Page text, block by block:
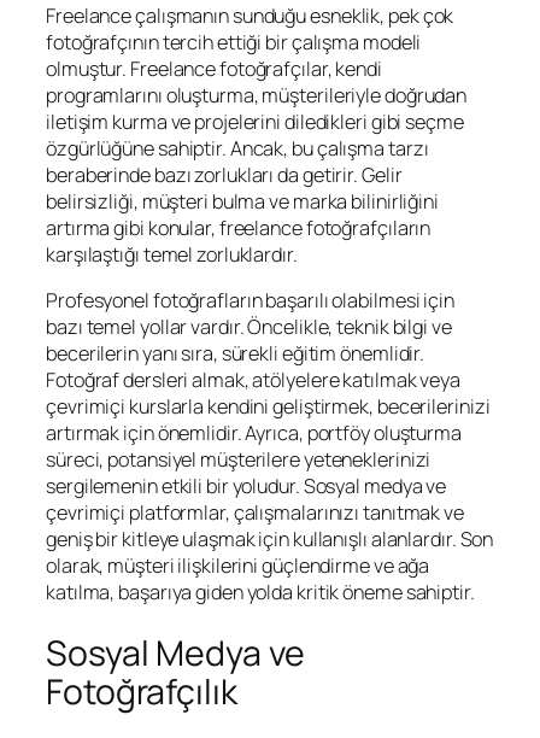
Freelance çalışmanın sunduğu esneklik, pek çok
fotoğrafçının tercih ettiği bir çalışma modeli
olmuştur. Freelance fotoğrafçılar, kendi
programlarını oluşturma, müşterileriyle doğrudan
iletişim kurma ve projelerini diledikleri gibi seçme
özgürlüğüne sahiptir. Ancak, bu çalışma tarzı
beraberinde bazı zorlukları da getirir. Gelir
belirsizliği, müşteri bulma ve marka bilinirliğini
artırma gibi konular, freelance fotoğrafçıların
karşılaştığı temel zorluklardır.
Profesyonel fotoğrafların başarılı olabilmesi için
bazı temel yollar vardır. Öncelikle, teknik bilgi ve
becerilerin yanı sıra, sürekli eğitim önemlidir.
Fotoğraf dersleri almak, atölyelere katılmak veya
çevrimiçi kurslarla kendini geliştirmek, becerilerinizi
artırmak için önemlidir. Ayrıca, portföy oluşturma
süreci, potansiyel müşterilere yeteneklerinizi
sergilemenin etkili bir yoludur. Sosyal medya ve
çevrimiçi platformlar, çalışmalarınızı tanıtmak ve
geniş bir kitleye ulaşmak için kullanışlı alanlardır. Son
olarak, müşteri ilişkilerini güçlendirme ve ağa
katılma, başarıya giden yolda kritik öneme sahiptir.
Sosyal Medya ve
Fotoğrafçılık